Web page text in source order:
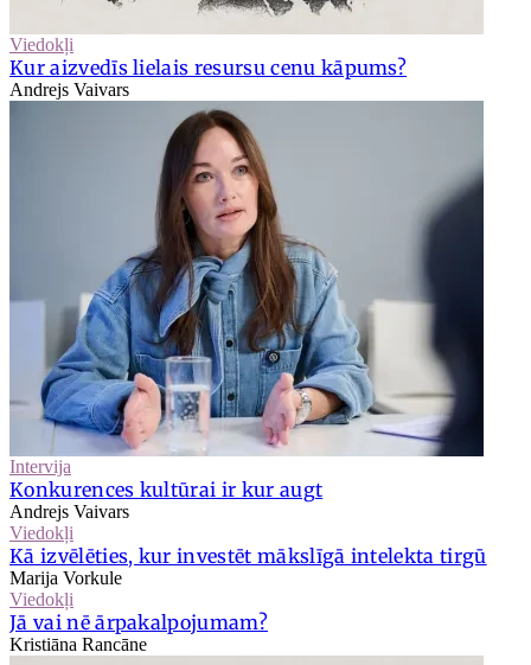
Viedokļi
Kur aizvedīs lielais resursu cenu kāpums?
Andrejs Vaivars
Intervija
Konkurences kultūrai ir kur augt
Andrejs Vaivars
Viedokļi
Kā izvēlēties, kur investēt mākslīgā intelekta tirgū
Marija Vorkule
Viedokļi
Jā vai nē ārpakalpojumam?
Kristiāna Rancāne